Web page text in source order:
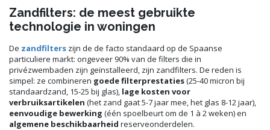
Zandfilters: de meest gebruikte
technologie in woningen
De zandfilters zijn de de facto standaard op de Spaanse
particuliere markt: ongeveer 90% van de filters die in
privézwembaden zijn geïnstalleerd, zijn zandfilters. De reden is
simpel: ze combineren goede filterprestaties(25-40 micron bij
standaardzand, 15-25 bij glas), lage kosten voor
verbruiksartikelen (het zand gaat 5-7 jaar mee, het glas 8-12 jaar),
eenvoudige bewerking (één spoelbeurt om de 1 à 2 weken) en
algemene beschikbaarheid reserveonderdelen.